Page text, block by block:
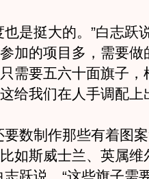
是挺大的。”白志跃
加的项目多，需要做
需要五六十面旗子，
给我们在人手调配上
数制作那些有着图案
如斯威士兰、英属维